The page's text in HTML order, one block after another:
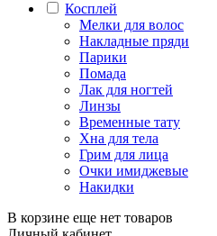
Косплей
Мелки для волос
Накладные пряди
Парики
Помада
Лак для ногтей
Линзы
Временные тату
Хна для тела
Грим для лица
Очки имиджевые
Накидки
В корзине еще нет товаров